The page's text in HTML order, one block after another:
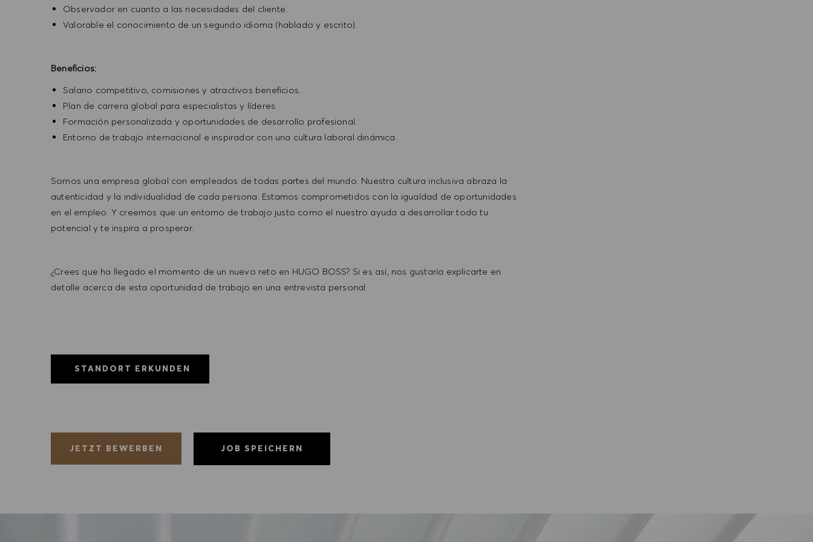
Observador en cuanto a las necesidades del cliente.
Valorable el conocimiento de un segundo idioma (hablado y escrito).
Beneficios:
Salario competitivo, comisiones y atractivos beneficios.
Plan de carrera global para especialistas y líderes.
Formación personalizada y oportunidades de desarrollo profesional.
Entorno de trabajo internacional e inspirador con una cultura laboral dinámica.
Somos una empresa global con empleados de todas partes del mundo. Nuestra cultura inclusiva abraza la
autenticidad y​ la individualidad de cada persona. Estamos comprometidos con la igualdad de oportunidades
en el empleo. Y creemos que un entorno de trabajo justo como el nuestro ayuda a desarrollar todo tu
potencial y te inspira a prosperar.
¿Crees que ha llegado el momento de un nuevo reto en HUGO BOSS? Si es así, nos gustaría explicarte en
detalle acerca de esta oportunidad de trabajo en una entrevista personal.
STANDORT ERKUNDEN
JETZT BEWERBEN JOB SPEICHERN